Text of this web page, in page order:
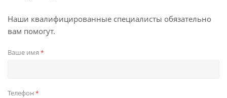
Наши квалифицированные специалисты обязательно
вам помогут.
Ваше имя *
Телефон *